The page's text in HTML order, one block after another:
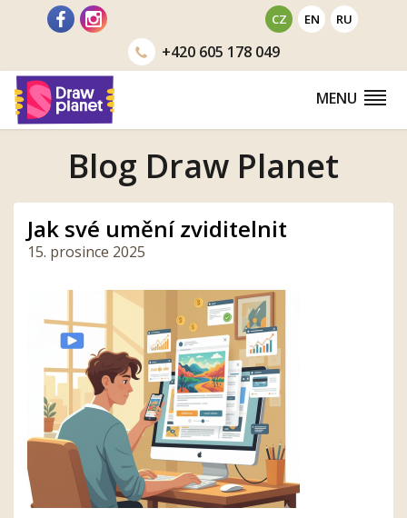
CZ EN RU
+420605 178 049
MENU
Blog Draw Planet
Jak své umění zviditelnit
15. prosince 2025